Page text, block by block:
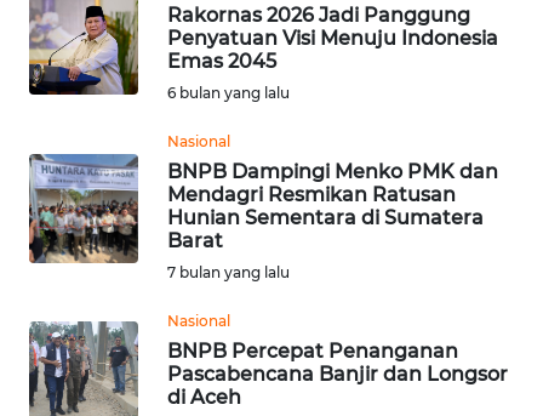
Rakornas 2026 Jadi Panggung
Penyatuan Visi Menuju Indonesia
Emas 2045
6 bulan yang lalu
Nasional
BNPB Dampingi Menko PMK dan
Mendagri Resmikan Ratusan
Hunian Sementara di Sumatera
Barat
7 bulan yang lalu
Nasional
BNPB Percepat Penanganan
Pascabencana Banjir dan Longsor
di Aceh
WN
JOGJA
WN
WN
BALI
WN
KALTENG